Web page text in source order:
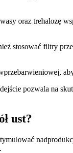
oraz trehalozę
stosować filtry
pozwala na
ust?